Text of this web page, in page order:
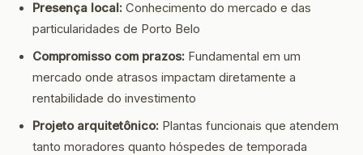
Presença local: Conhecimento do mercado e das
particularidades de Porto Belo
Compromisso com prazos: Fundamental em um
mercado onde atrasos impactam diretamente a
rentabilidade do investimento
Projeto arquitetônico: Plantas funcionais que atendem
tanto moradores quanto hóspedes de temporada